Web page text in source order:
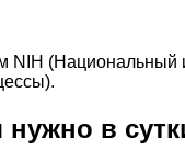
NIH (Национальный
нужно в